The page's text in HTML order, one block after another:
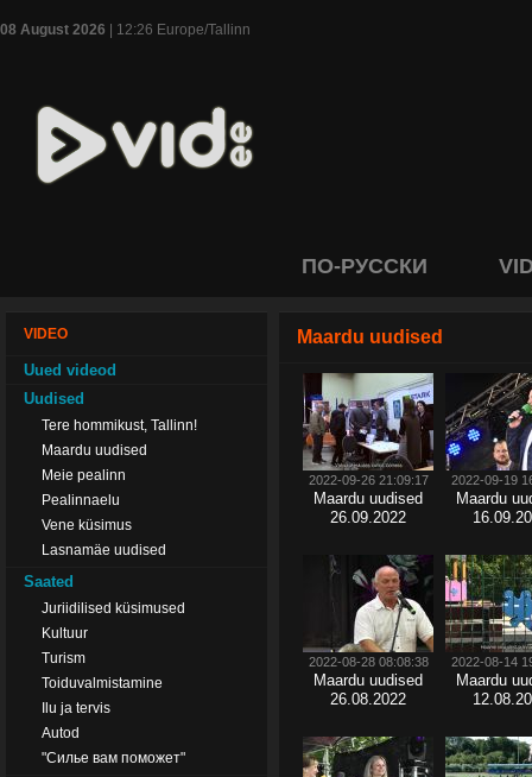
08 August 2026 | 12:26 Europe/Tallinn
ПО-РУССКИ
VIDEO
Uued videod
Uudised
Tere hommikust, Tallinn!
Maardu uudised
Meie pealinn
Pealinnaelu
Vene küsimus
Lasnamäe uudised
Saated
Juriidilised küsimused
Kultuur
Turism
Toiduvalmistamine
Ilu ja tervis
Autod
"Силье вам поможет"
Maardu uudised
2022-09-26 21:09:17
Maardu uudised
26.09.2022
2022-09-19
Maardu
2022-08-28 08:08:38
Maardu uudised
26.08.2022
2022-08-14
Maardu